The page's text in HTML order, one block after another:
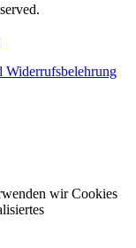
Widerrufsbelehrung
wir Cookies